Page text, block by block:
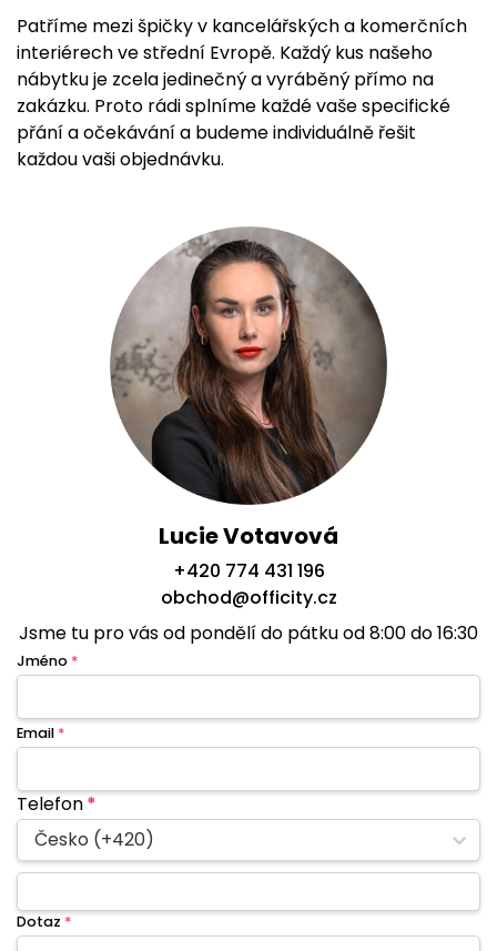
Patříme mezi špičky v kancelářských a komerčních
interiérech ve střední Evropě. Každý kus našeho
nábytku je zcela jedinečný a vyráběný přímo na
zakázku. Proto rádi splníme každé vaše specifické
přání a očekávání a budeme individuálně řešit
každou vaši objednávku.
Lucie Votavová
+420 774 431 196
obchod@officity.cz
Jsme tu pro vás od pondělí do pátku od 8:00 do 16:30
Jméno *
Email *
Telefon*
Česko (+420)
Dotaz *